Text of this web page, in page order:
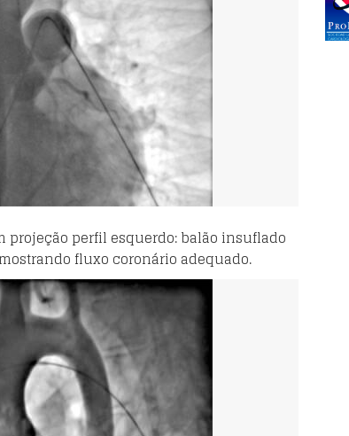
projeção perfil esquerdo: balão insuflado
fluxo coronário adequado.